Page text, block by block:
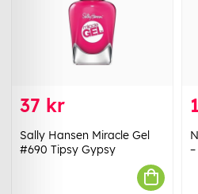
37 kr
Sally Hansen Miracle Gel
#690 Tipsy Gypsy